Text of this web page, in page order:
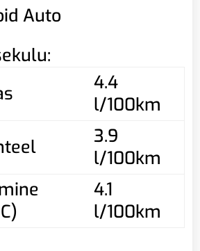
Auto
4.4
l/100km
3.9
l/100km
4.1
l/100km